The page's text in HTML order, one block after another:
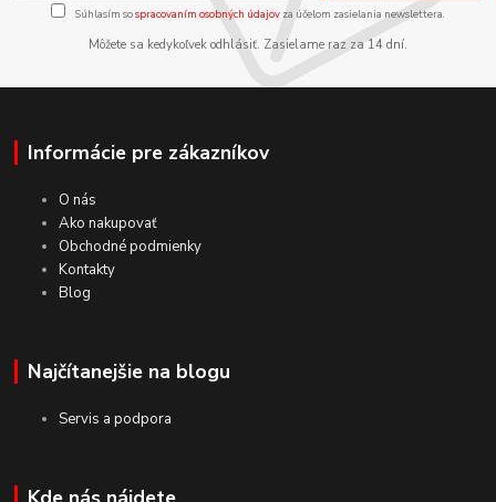
Súhlasím sospracovaním osobných údajov za účelom zasielania newslettera.
Môžete sa kedykoľvek odhlásiť. Zasielame raz za 14 dní.
Informácie pre zákazníkov
O nás
Ako nakupovať
Obchodné podmienky
Kontakty
Blog
Najčítanejšie na blogu
Servis a podpora